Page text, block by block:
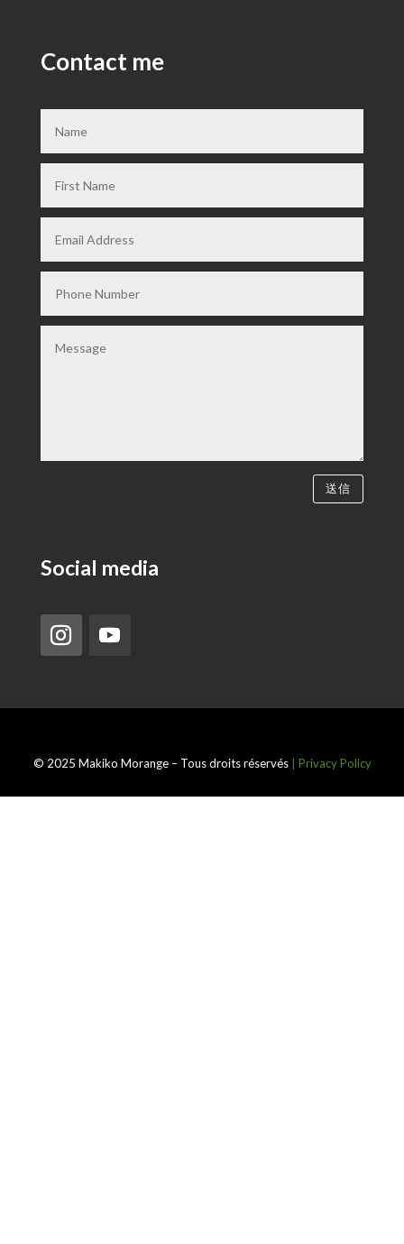
Contact me
送信
Social media
© 2025 Makiko Morange – Tous droits réservés | Privacy Policy